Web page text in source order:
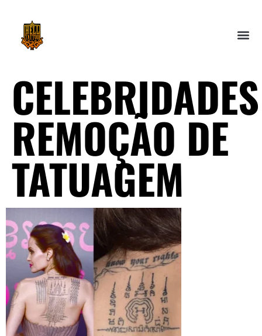
CELEBRIDADES
REMOÇÃO DE
TATUAGEM